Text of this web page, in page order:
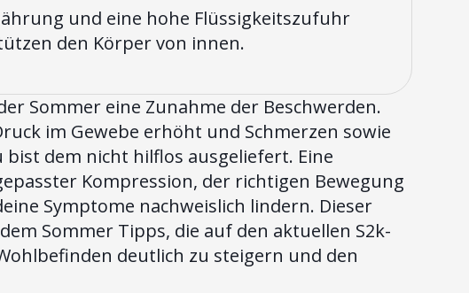
und eine hohe Flüssigkeitszufuhr
den Körper von innen.
Sommer eine Zunahme der Beschwerden.
im Gewebe erhöht und Schmerzen sowie
dem nicht hilflos ausgeliefert. Eine
Kompression, der richtigen Bewegung
Symptome nachweislich lindern. Dieser
Sommer Tipps, die auf den aktuellen S2k-
deutlich zu steigern und den